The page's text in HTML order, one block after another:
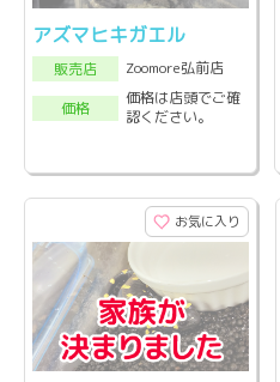
アズマヒキガエル
販売店
Zoomore弘前店
価格
価格は店頭でご確
認ください。
お気に入り